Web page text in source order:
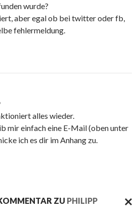
wurde?
aber egal ob bei twitter oder fb,
fehlermeldung.
alles wieder.
mir einfach eine E-Mail (oben unter
ich es dir im Anhang zu.
ZU PHILIPP